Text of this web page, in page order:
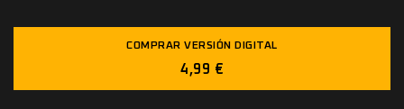
COMPRAR VERSIÓN DIGITAL
4,99 €